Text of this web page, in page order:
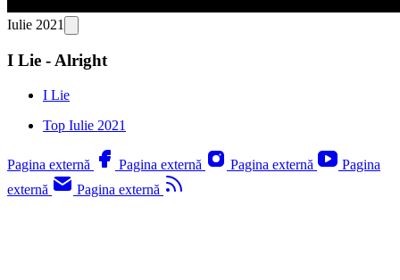
Iulie 2021
I Lie - Alright
I Lie
Top Iulie 2021
Pagina externă Pagina externă Pagina externă
Pagina
externă
Pagina externă